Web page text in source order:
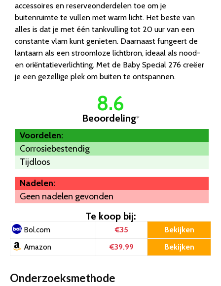
accessoires en reserveonderdelen toe om je
buitenruimte te vullen met warm licht. Het beste van
alles is dat je met één tankvulling tot 20 uur van een
constante vlam kunt genieten. Daarnaast fungeert de
lantaarn als een stroomloze lichtbron, ideaal als nood-
en oriëntatieverlichting. Met de Baby Special 276 creëer
je een gezellige plek om buiten te ontspannen.
8.6
Beoordeling*
Voordelen:
Corrosiebestendig
Tijdloos
Nadelen:
Geen nadelen gevonden
Te koop bij:
Bol.com €35 Bekijken
Amazon €39.99 Bekijken
Onderzoeksmethode